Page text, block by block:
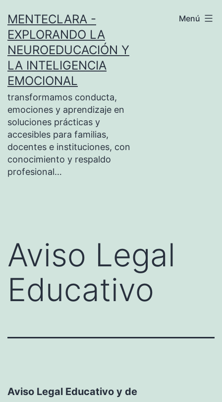
contenido
MENTECLARA -
EXPLORANDO LA
NEUROEDUCACIÓN Y
LA INTELIGENCIA
EMOCIONAL
transformamos conducta,
emociones y aprendizaje en
soluciones prácticas y
accesibles para familias,
docentes e instituciones, con
conocimiento y respaldo
profesional…
Menú
Aviso Legal
Educativo
Aviso Legal Educativo y de